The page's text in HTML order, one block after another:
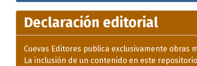
Declaración editorial
Cuevas Editores publica exclusivamente
La inclusión de un contenido en este